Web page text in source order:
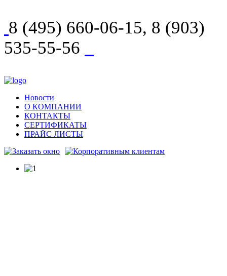
8 (495) 660-06-15, 8 (903)
535-55-56
Новости
О КОМПАНИИ
КОНТАКТЫ
СЕРТИФИКАТЫ
ПРАЙС ЛИСТЫ